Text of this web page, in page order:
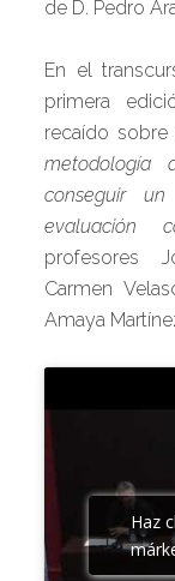
de D. Pedro
En el
primera
recaído
metodología
conseguir un
evaluación
profesores
Carmen
Amaya
Haz